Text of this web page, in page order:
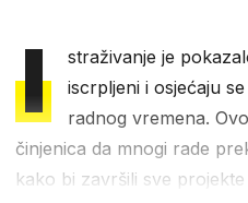
I
straživanje je
iscrpljeni i osjećaju
radnog vremena.
činjenica da mnogi rade
kako bi završili sve projekte